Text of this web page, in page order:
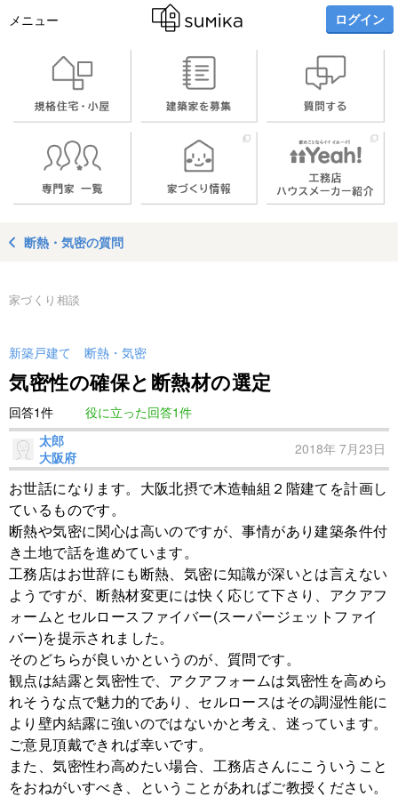
メニュー ログイン
断熱・気密の質問
家づくり相談
新築戸建て 断熱・気密
気密性の確保と断熱材の選定
回答1件
役に立った回答1件
太郎
大阪府
2018年 7月23日
お世話になります。大阪北摂で木造軸組２階建てを計画し
ているものです。
断熱や気密に関心は高いのですが、事情があり建築条件付
き土地で話を進めています。
工務店はお世辞にも断熱、気密に知識が深いとは言えない
ようですが、断熱材変更には快く応じて下さり、アクアフ
ォームとセルロースファイバー(スーパージェットファイ
バー)を提示されました。
そのどちらが良いかというのが、質問です。
観点は結露と気密性で、アクアフォームは気密性を高めら
れそうな点で魅力的であり、セルロースはその調湿性能に
より壁内結露に強いのではないかと考え、迷っています。
ご意見頂戴できれば幸いです。
また、気密性わ高めたい場合、工務店さんにこういうこと
をおねがいすべき、ということがあればご教授ください。